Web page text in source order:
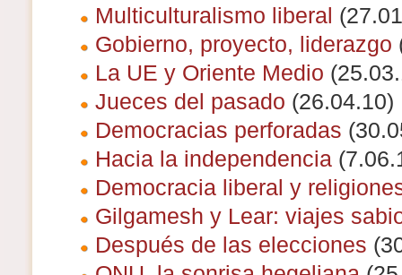
Multiculturalismo liberal
Gobierno, proyecto, liderazgo
La UE y Oriente Medio
Jueces del pasado (26.04.10)
Democracias perforadas
Hacia la independencia
Democracia liberal y
Gilgamesh y Lear: viajes
Después de las elecciones